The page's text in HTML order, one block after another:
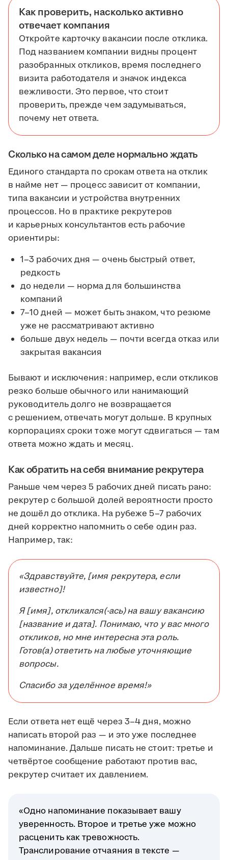
Как проверить, насколько активно
отвечает компания
Откройте карточку вакансии после отклика.
Под названием компании видны процент
разобранных откликов, время последнего
визита работодателя и значок индекса
вежливости. Это первое, что стоит
проверить, прежде чем задумываться,
почему нет ответа.
Сколько на самом деле нормально ждать
Единого стандарта по срокам ответа на отклик
в найме нет — процесс зависит от компании,
типа вакансии и устройства внутренних
процессов. Но в практике рекрутеров
и карьерных консультантов есть рабочие
ориентиры:
1–3 рабочих дня — очень быстрый ответ,
редкость
до недели — норма для большинства
компаний
7–10 дней — может быть знаком, что резюме
уже не рассматривают активно
больше двух недель — почти всегда отказ или
закрытая вакансия
Бывают и исключения: например, если откликов
резко больше обычного или нанимающий
руководитель долго не возвращается
с решением, отвечать могут дольше. В крупных
корпорациях сроки тоже могут сдвигаться — там
ответа можно ждать и месяц.
Как обратить на себя внимание рекрутера
Раньше чем через 5 рабочих дней писать рано:
рекрутер с большой долей вероятности просто
не дошёл до отклика. На рубеже 5–7 рабочих
дней корректно напомнить о себе один раз.
Например, так:
«Здравствуйте, [имя рекрутера, если
известно]!
Я [имя], откликался(-ась) на вашу вакансию
[название и дата]. Понимаю, что у вас много
откликов, но мне интересна эта роль.
Готов(а) ответить на любые уточняющие
вопросы.
Спасибо за уделённое время!»
Если ответа нет ещё через 3–4 дня, можно
написать второй раз — и это уже последнее
напоминание. Дальше писать не стоит: третье и
четвёртое сообщение работают против вас,
рекрутер считает их давлением.
«Одно напоминание показывает вашу
уверенность. Второе и третье уже можно
расценить как тревожность.
Транслирование отчаяния в тексте —